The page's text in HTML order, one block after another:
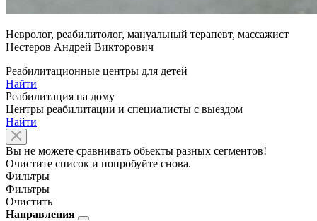
Невролог, реабилитолог, мануальный терапевт, массажист
Нестеров Андрей Викторович
Реабилитационные центры для детей
Найти
Реабилитация на дому
Центры реабилитации и специалисты с выездом
Найти
Вы не можете сравнивать обьекты разных сегментов!
Очистите список и попробуйте снова.
Фильтры
Фильтры
Очистить
Направления